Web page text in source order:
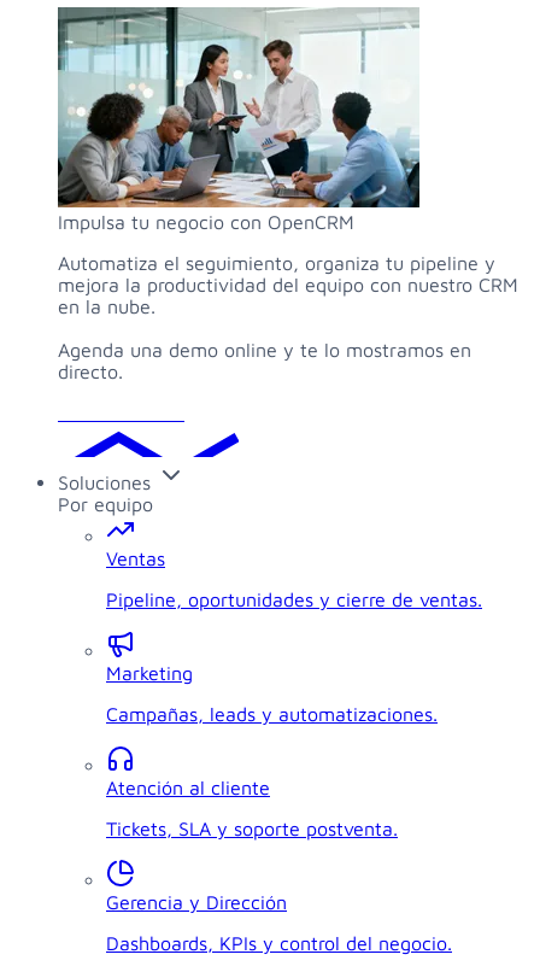
Impulsa tu negocio con OpenCRM
Automatiza el seguimiento, organiza tu pipeline y
mejora la productividad del equipo con nuestro CRM
en la nube.
Agenda una demo online y te lo mostramos en
directo.
Soluciones
Por equipo
Ventas
Pipeline, oportunidades y cierre de ventas.
Marketing
Campañas, leads y automatizaciones.
Atención al cliente
Tickets, SLA y soporte postventa.
Gerencia y Dirección
Dashboards, KPIs y control del negocio.